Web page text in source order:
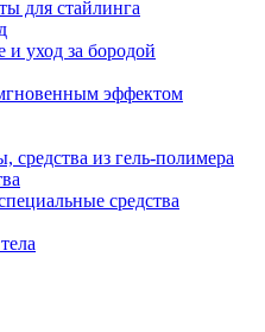
для стайлинга
и уход за бородой
эффектом
из гель-полимера
средства